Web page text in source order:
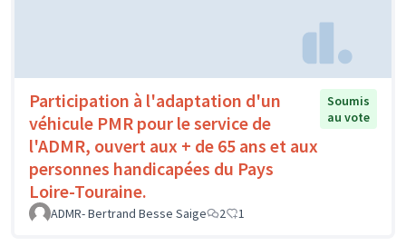
Participation à l'adaptation d'un
véhicule PMR pour le service de
l'ADMR, ouvert aux + de 65 ans et aux
personnes handicapées du Pays
Loire-Touraine.
Soumis
au vote
ADMR- Bertrand Besse Saige 2 1